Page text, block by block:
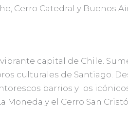
Cerro Catedral y Buenos
capital de Chile.
culturales de Santiago.
barrios y los
Moneda y el Cerro San